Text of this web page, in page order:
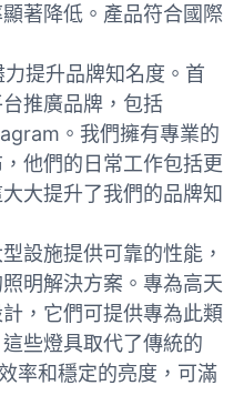
著降低。產品符合國際
提升品牌知名度。首
推廣品牌，包括
。我們擁有專業的
他們的日常工作包括更
大提升了我們的品牌知
設施提供可靠的性能，
明解決方案。專為高天
，它們可提供專為此類
些燈具取代了傳統的
率和穩定的亮度，可滿